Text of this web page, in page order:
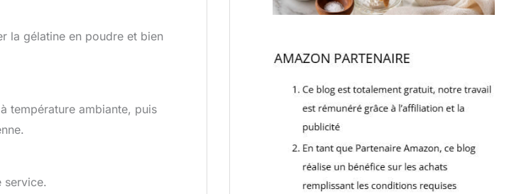
la gélatine en poudre et bien
température ambiante, puis
service.